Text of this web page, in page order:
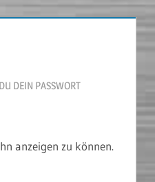
DEIN PASSWORT
anzeigen zu können.